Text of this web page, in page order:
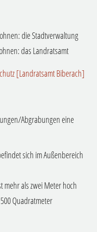
die Stadtverwaltung
das Landratsamt
[Landratsamt Biberach]
Abgrabungen eine
sich im Außenbereich
als zwei Meter hoch
Quadratmeter